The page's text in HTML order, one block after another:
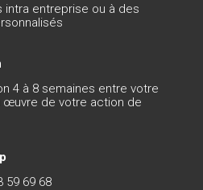
intra entreprise ou à des
4 à 8 semaines entre votre
œuvre de votre action de
59 69 68